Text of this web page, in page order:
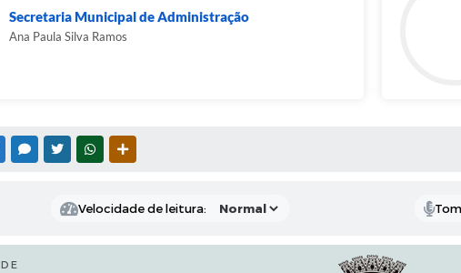
Secretaria Municipal de Administração
Ana Paula Silva Ramos
FACEBOOKMESSENGER
TWITTERWHATSAPP
Velocidade de leitura: